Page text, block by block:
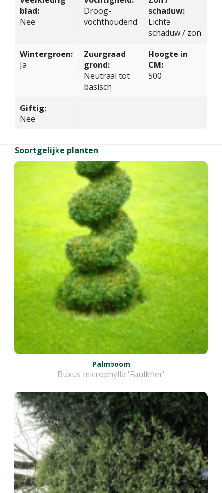
blad:
Nee
Droog-
vochthoudend
schaduw:
Lichte
schaduw / zon
Wintergroen:
Ja
Zuurgraad
grond:
Neutraal tot
basisch
Hoogte in
CM:
500
Giftig:
Nee
Soortgelijke planten
Palmboom
Buxus microphylla 'Faulkner'